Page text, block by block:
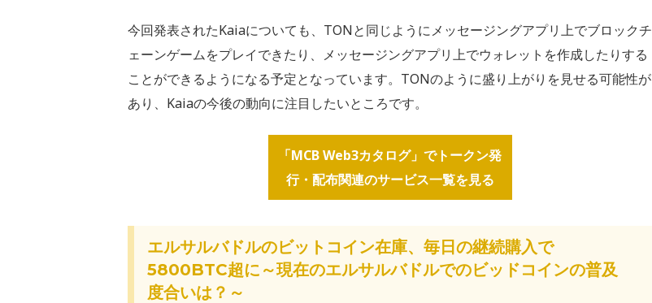
今回発表されたKaiaについても、TONと同じようにメッセージングアプリ上でブロックチ
ェーンゲームをプレイできたり、メッセージングアプリ上でウォレットを作成したりする
ことができるようになる予定となっています。TONのように盛り上がりを見せる可能性が
あり、Kaiaの今後の動向に注目したいところです。
「MCB Web3カタログ」でトークン発
行・配布関連のサービス一覧を見る
エルサルバドルのビットコイン在庫、毎日の継続購入で
5800BTC超に～現在のエルサルバドルでのビッドコインの普及
度合いは？～